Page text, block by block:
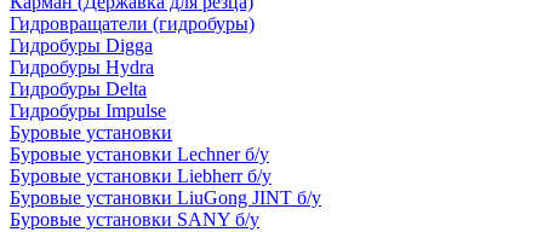
Гидровращатели (гидробуры)
Гидробуры Digga
Гидробуры Hydra
Гидробуры Delta
Гидробуры Impulse
Буровые установки
Буровые установки Lechner б/у
Буровые установки Liebherr б/у
Буровые установки LiuGong JINT б/у
Буровые установки SANY б/у